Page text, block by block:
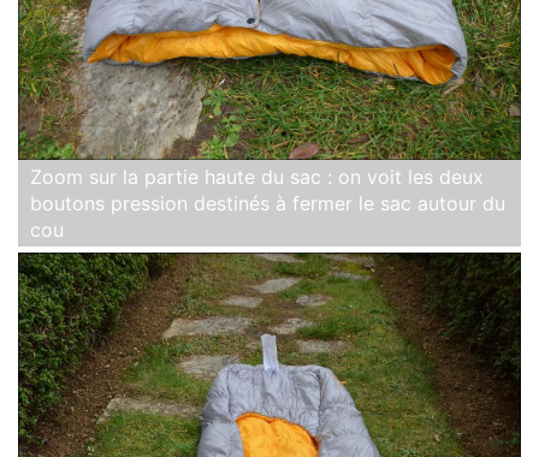
Zoom sur la partie haute du sac : on voit les deux
boutons pression destinés à fermer le sac autour du
cou